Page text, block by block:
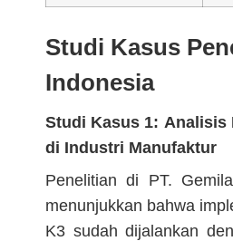
Studi Kasus
Indonesia
Studi Kasus 1: Analisis
di Industri Manufaktur
Penelitian di PT.
menunjukkan bahwa
K3 sudah dijalankan